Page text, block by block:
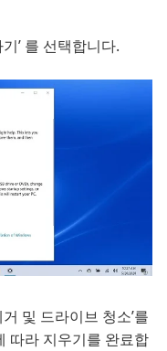
’ 를 선택합니다.
및 드라이브 청소’를
따라 지우기를 완료합